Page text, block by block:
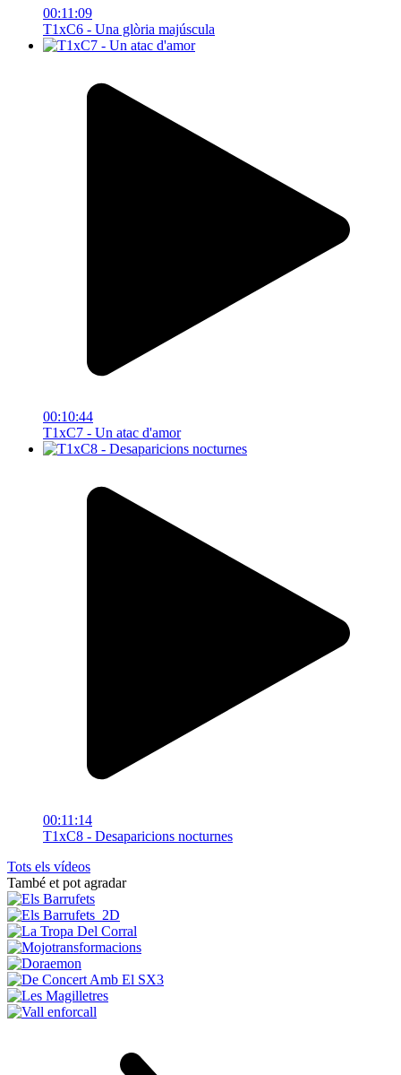
00:11:09
T1xC6 - Una glòria majúscula
00:10:44
T1xC7 - Un atac d'amor
00:11:14
T1xC8 - Desaparicions nocturnes
Tots els vídeos
També et pot agradar